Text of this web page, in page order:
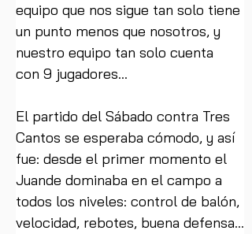
equipo que nos sigue tan solo tiene
un punto menos que nosotros, y
nuestro equipo tan solo cuenta
con 9 jugadores…
El partido del Sábado contra Tres
Cantos se esperaba cómodo, y así
fue: desde el primer momento el
Juande dominaba en el campo a
todos los niveles: control de balón,
velocidad, rebotes, buena defensa…